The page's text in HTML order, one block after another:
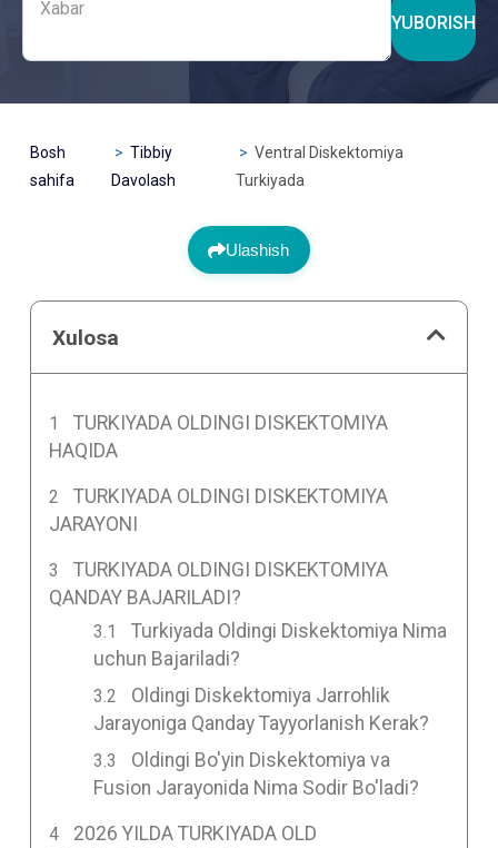
YUBORISH
Bosh
sahifa
Tibbiy
Davolash
Ventral Diskektomiya
Turkiyada
Ulashish
Xulosa
TURKIYADA OLDINGI DISKEKTOMIYA
HAQIDA
TURKIYADA OLDINGI DISKEKTOMIYA
JARAYONI
TURKIYADA OLDINGI DISKEKTOMIYA
QANDAY BAJARILADI?
Turkiyada Oldingi Diskektomiya Nima
uchun Bajariladi?
Oldingi Diskektomiya Jarrohlik
Jarayoniga Qanday Tayyorlanish Kerak?
Oldingi Bo'yin Diskektomiya va
Fusion Jarayonida Nima Sodir Bo'ladi?
2026 YILDA TURKIYADA OLD